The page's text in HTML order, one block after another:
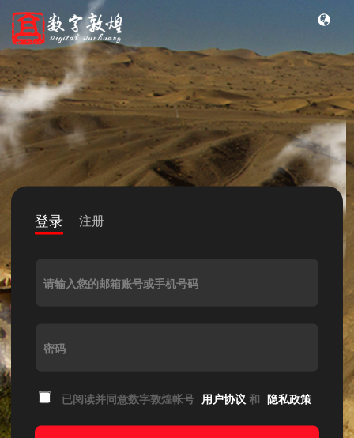
登录 注册
请输入您的邮箱账号或手机号码
密码
已阅读并同意数字敦煌帐号 用户协议 和 隐私政策